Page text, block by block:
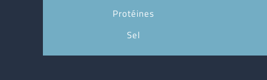
Protéines
Sel